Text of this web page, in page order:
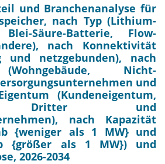
und Branchenanalyse für
nach Typ (Lithium-
Säure-Batterie, Flow-
nach Konnektivität
und netzgebunden), nach
Nicht-
und
(Kundeneigentum,
Dritter und
nach Kapazität
{weniger als 1 MW} und
{größer als 1 MW}) und
2026-2034